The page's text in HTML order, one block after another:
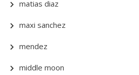
matias diaz
maxi sanchez
mendez
middle moon